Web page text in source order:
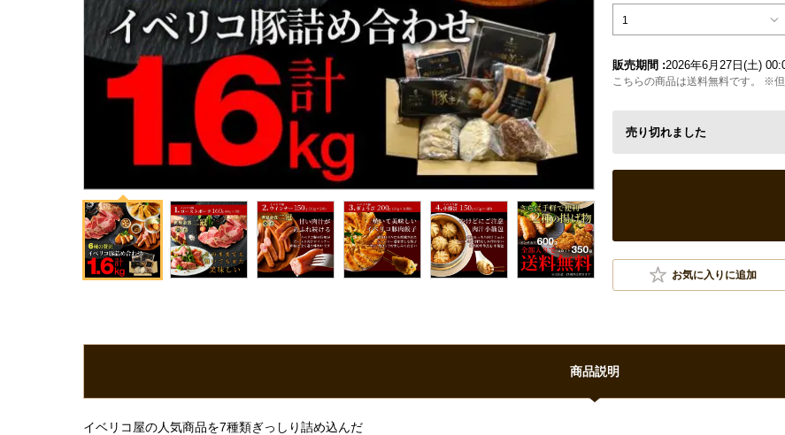
1
販売期間 :2026年6月27日(土)
こちらの商品は送料無料です。 ※
売り切れました
お気に入りに追加
商品説明
イベリコ屋の人気商品を7種類ぎっしり詰め込んだ